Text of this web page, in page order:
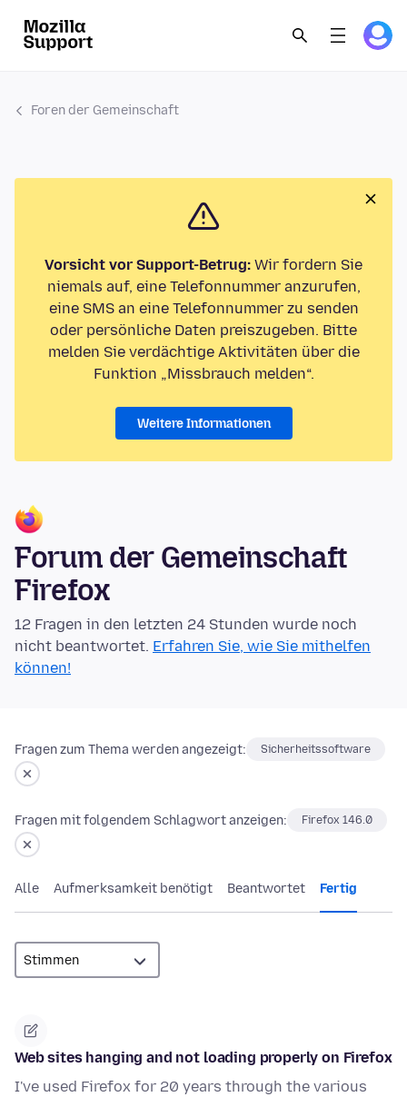
Foren der Gemeinschaft
Vorsicht vor Support-Betrug: Wir fordern Sie
niemals auf, eine Telefonnummer anzurufen,
eine SMS an eine Telefonnummer zu senden
oder persönliche Daten preiszugeben. Bitte
melden Sie verdächtige Aktivitäten über die
Funktion „Missbrauch melden“.
Weitere Informationen
Forum der Gemeinschaft
Firefox
12 Fragen in den letzten 24 Stunden wurde noch
nicht beantwortet. Erfahren Sie, wie Sie mithelfen
können!
Fragen zum Thema werden angezeigt: Sicherheitssoftware
Fragen mit folgendem Schlagwort anzeigen: Firefox 146.0
Alle Aufmerksamkeit benötigt Beantwortet Fertig
Web sites hanging and not loading properly on Firefox
I've used Firefox for 20 years through the various